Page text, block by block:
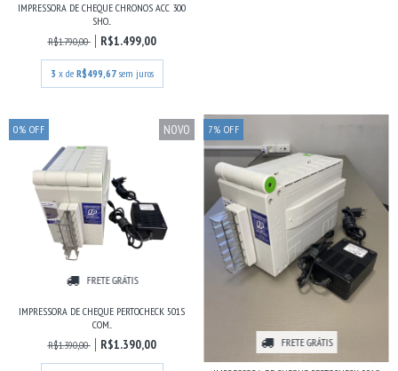
IMPRESSORA DE CHEQUE CHRONOS ACC 300
SHO...
R$1.790,00
R$1.499,00
3 x de R$499,67 sem juros
0% OFF
FRETE GRÁTIS
NOVO
IMPRESSORA DE CHEQUE PERTOCHECK 501S
COM...
R$1.390,00
R$1.390,00
7% OFF
FRETE GRÁTIS